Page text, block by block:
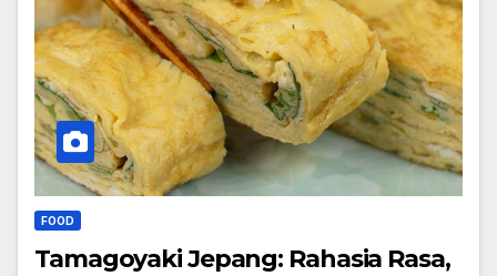
FOOD
Tamagoyaki Jepang: Rahasia Rasa,